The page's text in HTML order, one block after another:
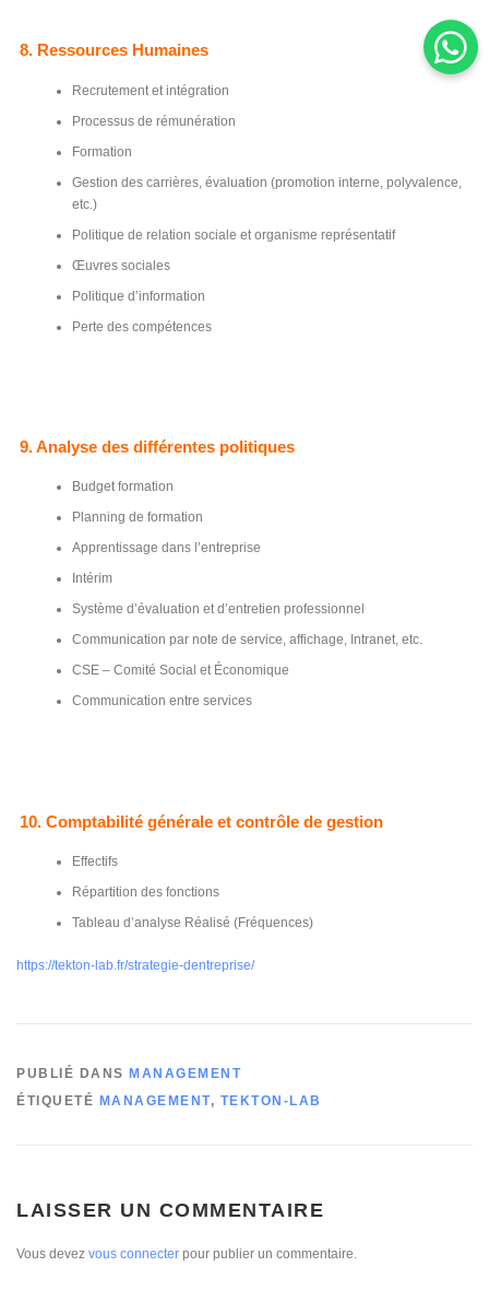
8. Ressources Humaines
Recrutement et intégration
Processus de rémunération
Formation
Gestion des carrières, évaluation (promotion interne, polyvalence,
etc.)
Politique de relation sociale et organisme représentatif
Œuvres sociales
Politique d’information
Perte des compétences
9. Analyse des différentes politiques
Budget formation
Planning de formation
Apprentissage dans l’entreprise
Intérim
Système d’évaluation et d’entretien professionnel
Communication par note de service, affichage, Intranet, etc.
CSE – Comité Social et Économique
Communication entre services
10. Comptabilité générale et contrôle de gestion
Effectifs
Répartition des fonctions
Tableau d’analyse Réalisé (Fréquences)
https://tekton-lab.fr/strategie-dentreprise/
PUBLIÉ DANS MANAGEMENT
ÉTIQUETÉ MANAGEMENT, TEKTON-LAB
LAISSER UN COMMENTAIRE
Vous devez vous connecter pour publier un commentaire.